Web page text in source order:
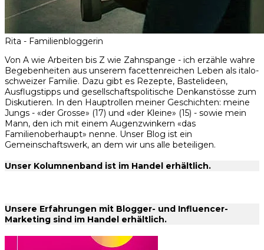
Rita - Familienbloggerin
Von A wie Arbeiten bis Z wie Zahnspange - ich erzähle wahre
Begebenheiten aus unserem facettenreichen Leben als italo-
schweizer Familie. Dazu gibt es Rezepte, Bastelideen,
Ausflugstipps und gesellschaftspolitische Denkanstösse zum
Diskutieren. In den Hauptrollen meiner Geschichten: meine
Jungs - «der Grosse» (17) und «der Kleine» (15) - sowie mein
Mann, den ich mit einem Augenzwinkern «das
Familienoberhaupt» nenne. Unser Blog ist ein
Gemeinschaftswerk, an dem wir uns alle beteiligen.
Unser Kolumnenband ist im Handel erhältlich.
Unsere Erfahrungen mit Blogger- und Influencer-
Marketing sind im Handel erhältlich.